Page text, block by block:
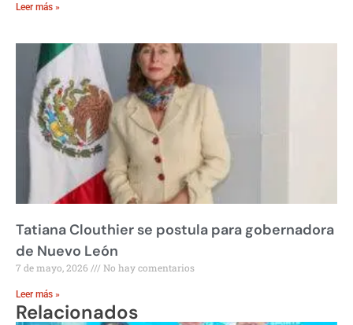
Leer más »
Tatiana Clouthier se postula para gobernadora
de Nuevo León
7 de mayo, 2026 No hay comentarios
Leer más »
Relacionados